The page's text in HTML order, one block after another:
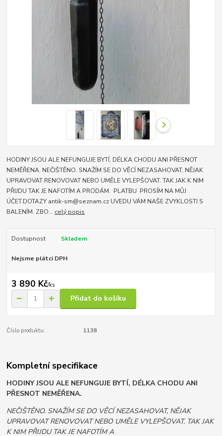
HODINY JSOU ALE NEFUNGUJE BYTÍ, DÉLKA CHODU ANI PŘESNOT
NEMĚŘENA. NEČIŠTĚNO. SNAŽÍM SE DO VĚCÍ NEZASAHOVAT, NĚJAK
UPRAVOVAT RENOVOVAT NEBO UMĚLE VYLEPŠOVAT. TAK JAK K NIM
PŘIJDU TAK JE NAFOTÍM A PRODÁM. PLATBU PROSÍM NA MŮJ
ÚČET.DOTAZY antik-sm@seznam.cz UVEDU VÁM NAŠE ZVYKLOSTI S
BALENÍM. ZBO... celý popis
Dostupnost Skladem
Nejsme plátci DPH
3 890 Kč/ks
Přidat do košíku
Číslo produktu: 1138
Kompletní specifikace
HODINY JSOU ALE NEFUNGUJE BYTÍ, DÉLKA CHODU ANI
PŘESNOT NEMĚŘENA.
NEČIŠTĚNO. SNAŽÍM SE DO VĚCÍ NEZASAHOVAT, NĚJAK
UPRAVOVAT RENOVOVAT NEBO UMĚLE VYLEPŠOVAT. TAK JAK
K NIM PŘIJDU TAK JE NAFOTÍM A